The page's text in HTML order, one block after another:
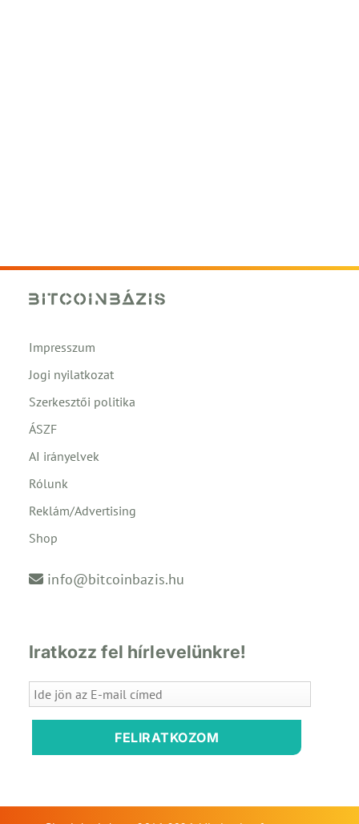
Impresszum
Jogi nyilatkozat
Szerkesztői politika
ÁSZF
AI irányelvek
Rólunk
Reklám/Advertising
Shop
info@bitcoinbazis.hu
Iratkozz fel hírlevelünkre!
FELIRATKOZOM